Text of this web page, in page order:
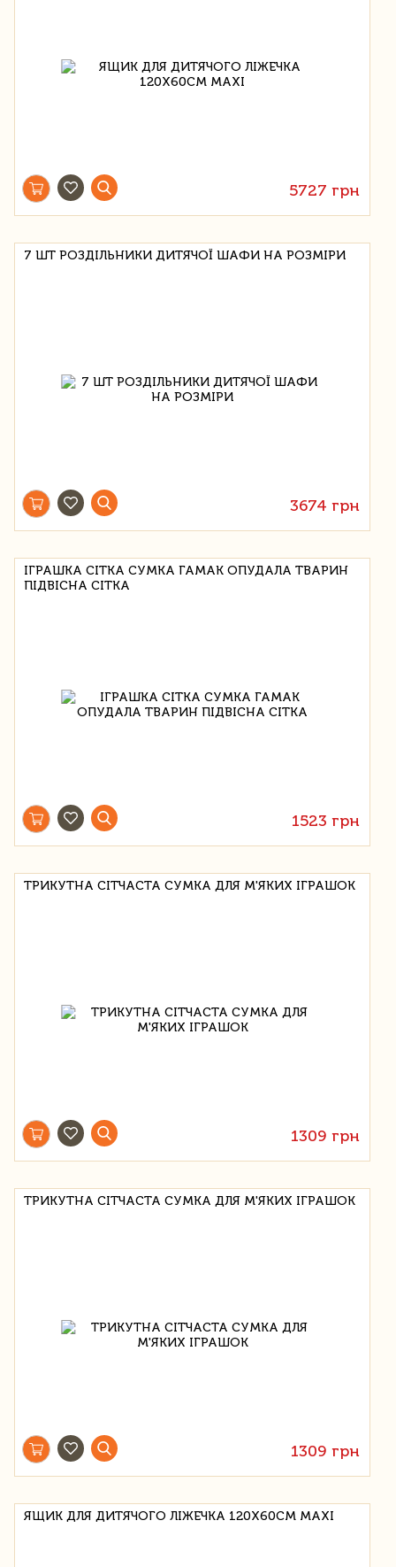
5727 грн
7 ШТ РОЗДІЛЬНИКИ ДИТЯЧОЇ ШАФИ НА РОЗМІРИ
3674 грн
ІГРАШКА СІТКА СУМКА ГАМАК ОПУДАЛА ТВАРИН
ПІДВІСНА СІТКА
1523 грн
ТРИКУТНА СІТЧАСТА СУМКА ДЛЯ М'ЯКИХ ІГРАШОК
1309 грн
ТРИКУТНА СІТЧАСТА СУМКА ДЛЯ М'ЯКИХ ІГРАШОК
1309 грн
ЯЩИК ДЛЯ ДИТЯЧОГО ЛІЖЕЧКА 120Х60СМ MAXI